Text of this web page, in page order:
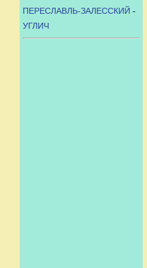
ПЕРЕСЛАВЛЬ-ЗАЛЕССКИЙ -
УГЛИЧ